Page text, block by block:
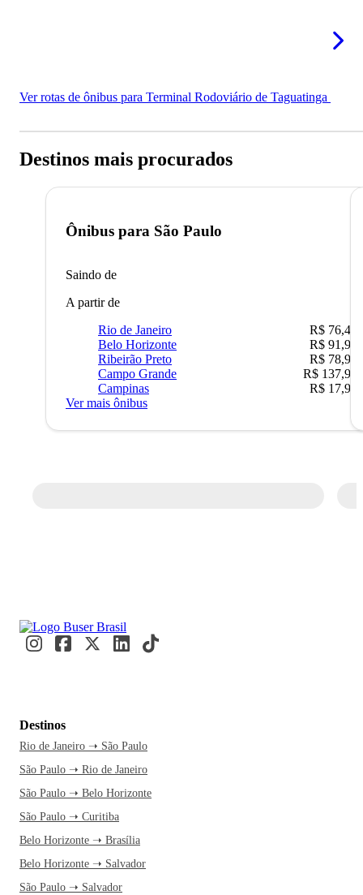
Ver rotas de ônibus para Terminal Rodoviário de Taguatinga
Destinos mais procurados
Ônibus para São Paulo
Saindo de
A partir de
Rio de Janeiro
R$ 76,42
Belo Horizonte
R$ 91,90
Ribeirão Preto
R$ 78,90
Campo Grande
R$ 137,90
Campinas
R$ 17,90
Ver mais ônibus
Destinos
Rio de Janeiro ➝ São Paulo
São Paulo ➝ Rio de Janeiro
São Paulo ➝ Belo Horizonte
São Paulo ➝ Curitiba
Belo Horizonte ➝ Brasília
Belo Horizonte ➝ Salvador
São Paulo ➝ Salvador